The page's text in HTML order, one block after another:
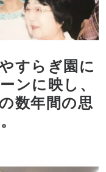
すらぎ園に
ンに映し、
数年間の思